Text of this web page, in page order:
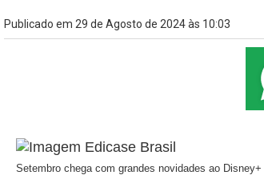
Publicado em 29 de Agosto de 2024 às 10:03
Setembro chega com grandes novidades ao Disney+